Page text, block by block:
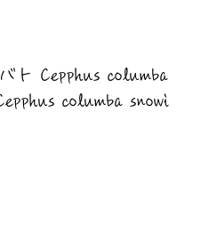
ト Cepphus columba
columba snowi